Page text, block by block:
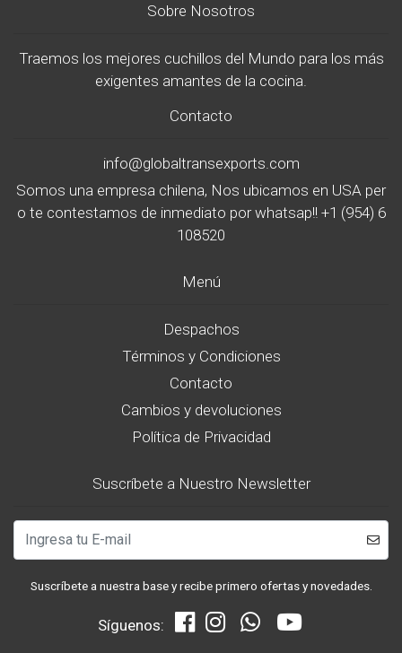
Sobre Nosotros
Traemos los mejores cuchillos del Mundo para los más
exigentes amantes de la cocina.
Contacto
info@globaltransexports.com
Somos una empresa chilena, Nos ubicamos en USA per
o te contestamos de inmediato por whatsap!! +1 (954) 6
108520
Menú
Despachos
Términos y Condiciones
Contacto
Cambios y devoluciones
Política de Privacidad
Suscríbete a Nuestro Newsletter
Suscríbete a nuestra base y recibe primero ofertas y novedades.
Síguenos: